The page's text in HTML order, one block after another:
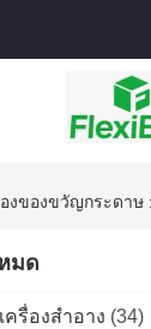
งของขวัญกระดาษ
มด
รื่องสำอาง (34)